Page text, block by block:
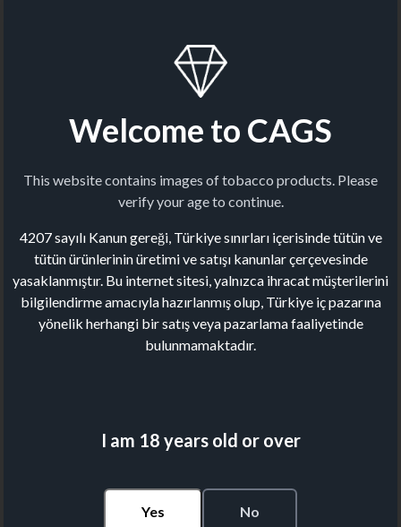
Welcome to CAGS
This website contains images of tobacco products. Please
verify your age to continue.
4207 sayılı Kanun gereği, Türkiye sınırları içerisinde tütün ve
tütün ürünlerinin üretimi ve satışı kanunlar çerçevesinde
yasaklanmıştır. Bu internet sitesi, yalnızca ihracat müşterilerini
bilgilendirme amacıyla hazırlanmış olup, Türkiye iç pazarına
yönelik herhangi bir satış veya pazarlama faaliyetinde
bulunmamaktadır.
I am 18 years old or over
Yes No